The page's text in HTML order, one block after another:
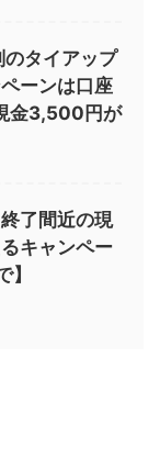
のタイアップ
ーンは口座
金3,500円が
了間近の現
キャンペー